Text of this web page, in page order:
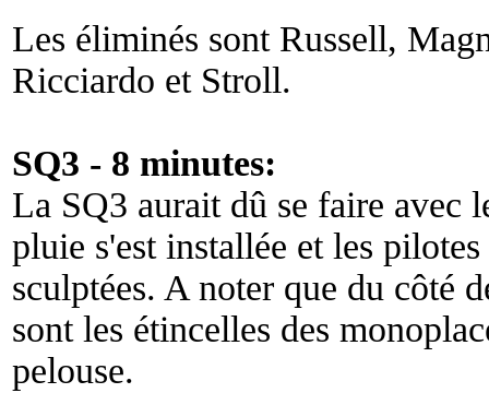
Les éliminés sont Russell,
Ricciardo et Stroll.
SQ3 - 8 minutes:
La SQ3 aurait dû se faire avec
pluie s'est installée et les
sculptées. A noter que du côté
sont les étincelles des
pelouse.